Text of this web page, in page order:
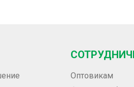
Оптовикам